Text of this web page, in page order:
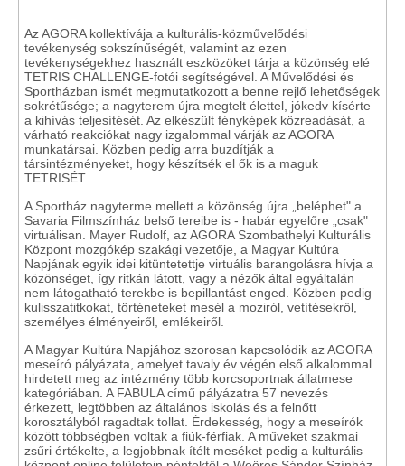
Az AGORA kollektívája a kulturális-közművelődési
tevékenység sokszínűségét, valamint az ezen
tevékenységekhez használt eszközöket tárja a közönség elé
TETRIS CHALLENGE-fotói segítségével. A Művelődési és
Sportházban ismét megmutatkozott a benne rejlő lehetőségek
sokrétűsége; a nagyterem újra megtelt élettel, jókedv kísérte
a kihívás teljesítését. Az elkészült fényképek közreadását, a
várható reakciókat nagy izgalommal várják az AGORA
munkatársai. Közben pedig arra buzdítják a
társintézményeket, hogy készítsék el ők is a maguk
TETRISÉT.
A Sportház nagyterme mellett a közönség újra „beléphet" a
Savaria Filmszínház belső tereibe is - habár egyelőre „csak"
virtuálisan. Mayer Rudolf, az AGORA Szombathelyi Kulturális
Központ mozgókép szakági vezetője, a Magyar Kultúra
Napjának egyik idei kitüntetettje virtuális barangolásra hívja a
közönséget, így ritkán látott, vagy a nézők által egyáltalán
nem látogatható terekbe is bepillantást enged. Közben pedig
kulisszatitkokat, történeteket mesél a moziról, vetítésekről,
személyes élményeiről, emlékeiről.
A Magyar Kultúra Napjához szorosan kapcsolódik az AGORA
meseíró pályázata, amelyet tavaly év végén első alkalommal
hirdetett meg az intézmény több korcsoportnak állatmese
kategóriában. A FABULA című pályázatra 57 nevezés
érkezett, legtöbben az általános iskolás és a felnőtt
korosztályból ragadtak tollat. Érdekesség, hogy a meseírók
között többségben voltak a fiúk-férfiak. A műveket szakmai
zsűri értékelte, a legjobbnak ítélt meséket pedig a kulturális